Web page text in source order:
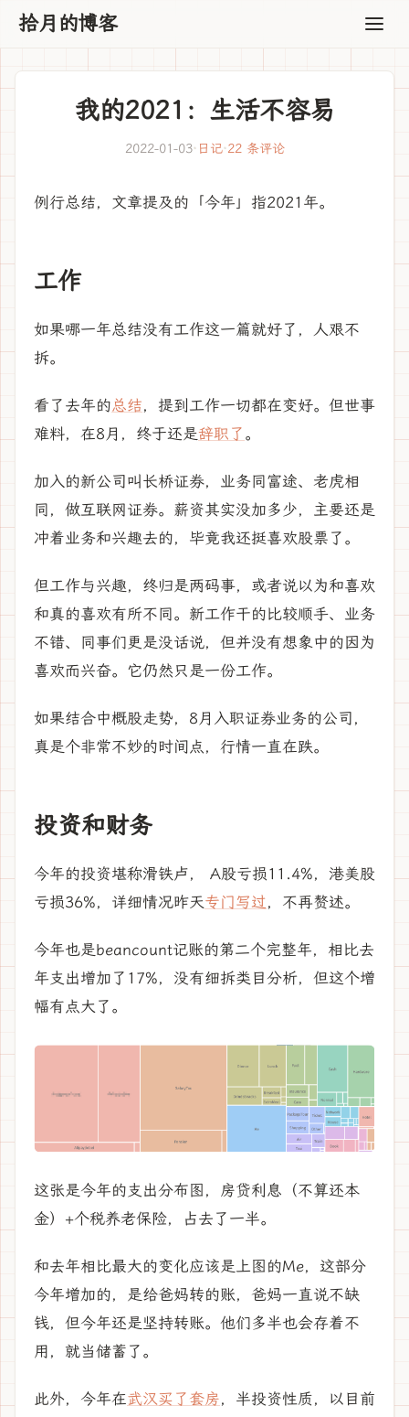
拾月的博客
我的2021：生活不容易
2022-01-03· 日记·22 条评论
例行总结，文章提及的「今年」指2021年。
工作
如果哪一年总结没有工作这一篇就好了，人艰不
拆。
看了去年的总结，提到工作一切都在变好。但世事
难料，在8月，终于还是辞职了 。
加入的新公司叫长桥证券，业务同富途、老虎相
同，做互联网证券。薪资其实没加多少，主要还是
冲着业务和兴趣去的，毕竟我还挺喜欢股票了。
但工作与兴趣，终归是两码事，或者说以为和喜欢
和真的喜欢有所不同。新工作干的比较顺手、业务
不错、同事们更是没话说，但并没有想象中的因为
喜欢而兴奋。它仍然只是一份工作。
如果结合中概股走势，8月入职证券业务的公司，
真是个非常不妙的时间点，行情一直在跌。
投资和财务
今年的投资堪称滑铁卢， A股亏损11.4%，港美股
亏损36%，详细情况昨天专门写过，不再赘述。
今年也是beancount记账的第二个完整年，相比去
年支出增加了17%，没有细拆类目分析，但这个增
幅有点大了。
这张是今年的支出分布图，房贷利息（不算还本
金）+个税养老保险，占去了一半。
和去年相比最大的变化应该是上图的Me，这部分
今年增加的，是给爸妈转的账，爸妈一直说不缺
钱，但今年还是坚持转账。他们多半也会存着不
用，就当储蓄了。
此外，今年在武汉买了套房，半投资性质，以目前